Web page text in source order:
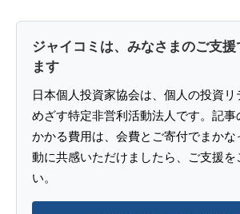
ジャイコミは、みなさまのご支
ます
日本個人投資家協会は、個人の投資リ
めざす特定非営利活動法人です。記事
かかる費用は、会費とご寄付でまかな
動に共感いただけましたら、ご支援を
い。